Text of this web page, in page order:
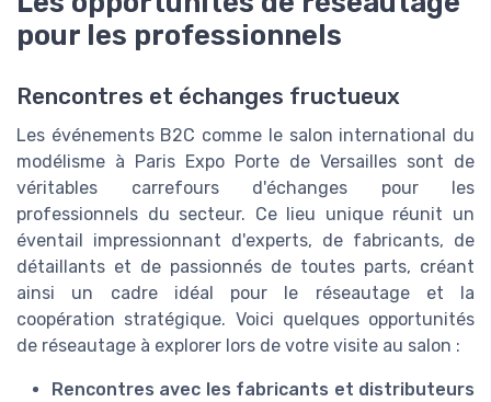
pour les professionnels
Rencontres et échanges fructueux
Les événements B2C comme le salon international du
modélisme à Paris Expo Porte de Versailles sont de
véritables carrefours d'échanges pour les
professionnels du secteur. Ce lieu unique réunit un
éventail impressionnant d'experts, de fabricants, de
détaillants et de passionnés de toutes parts, créant
ainsi un cadre idéal pour le réseautage et la
coopération stratégique. Voici quelques opportunités
de réseautage à explorer lors de votre visite au salon :
Rencontres avec les fabricants et distributeurs